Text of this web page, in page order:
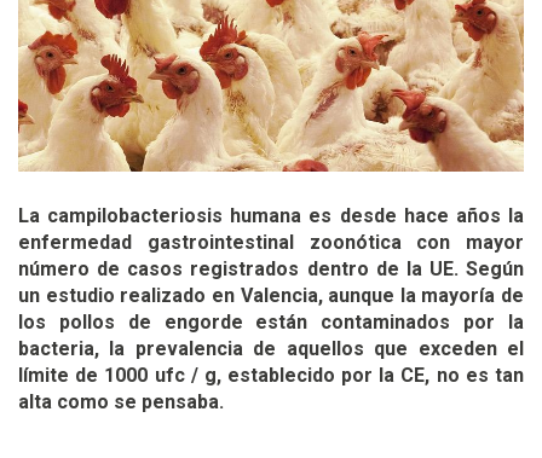
La campilobacteriosis humana es desde hace años la
enfermedad gastrointestinal zoonótica con mayor
número de casos registrados dentro de la UE. Según
un estudio realizado en Valencia, aunque la mayoría de
los pollos de engorde están contaminados por la
bacteria, la prevalencia de aquellos que exceden el
límite de 1000 ufc / g, establecido por la CE, no es tan
alta como se pensaba.